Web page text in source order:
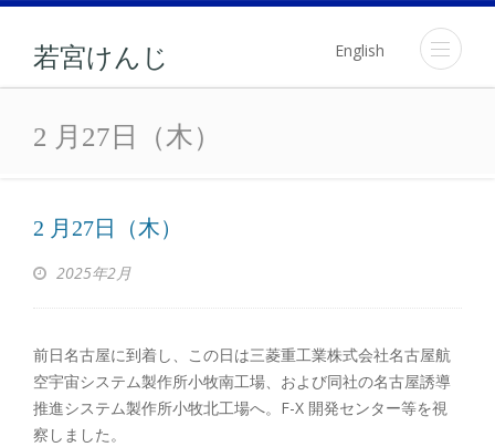
若宮けんじ English
2 月27日（木）
2 月27日（木）
2 月27日（木）
2025年2月
前日名古屋に到着し、この日は三菱重工業株式会社名古屋航
空宇宙システム製作所小牧南工場、および同社の名古屋誘導
推進システム製作所小牧北工場へ。F-X 開発センター等を視
察しました。